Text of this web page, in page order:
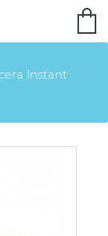
Instant